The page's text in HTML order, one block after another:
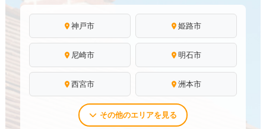
神戸市 姫路市
尼崎市 明石市
西宮市 洲本市
その他のエリアを見る